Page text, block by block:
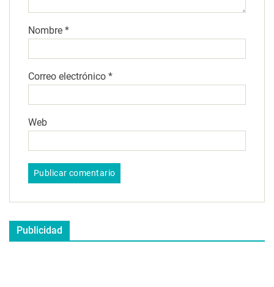
Nombre *
Correo electrónico *
Web
Publicidad